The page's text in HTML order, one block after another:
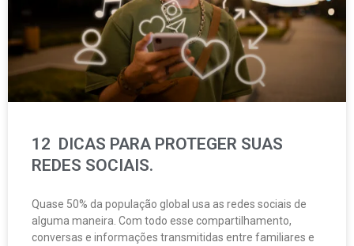
12 DICAS PARA PROTEGER SUAS
REDES SOCIAIS.
Quase 50% da população global usa as redes sociais de
alguma maneira. Com todo esse compartilhamento,
conversas e informações transmitidas entre familiares e